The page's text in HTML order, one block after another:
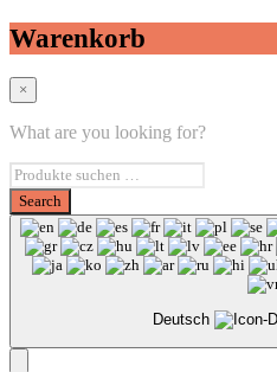
Warenkorb
×
What are you looking for?
Deutsch